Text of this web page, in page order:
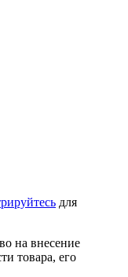
для
на внесение
товара, его